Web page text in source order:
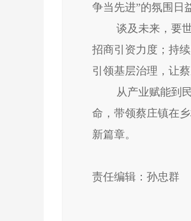
争当先进”的氛围日
谈及未来，要世
招商引资力度；持
引领基层治理，让
从产业赋能到民
命，带领蔡庄镇在
新篇章。
责任编辑：孙忠群